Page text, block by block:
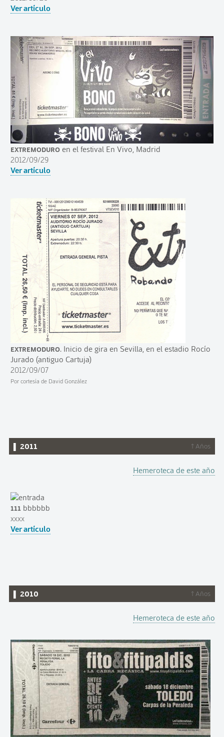
Ver artículo
Extremoduro en el festival En Vivo, Madrid
2012/09/29
Ver artículo
Extremoduro. Inicio de gira en Sevilla, en el estadio Rocío
Jurado (antiguo Cartuja)
2012/09/07
Por cortesía de David González
▌ 2011 ↑ Años
Hemeroteca de este año
111 bbbbbb
xxxx
Ver artículo
▌ 2010 ↑ Años
Hemeroteca de este año